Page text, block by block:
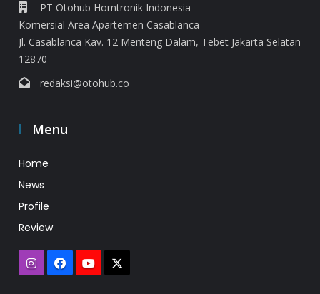
PT Otohub Homtronik Indonesia
Komersial Area Apartemen Casablanca
Jl. Casablanca Kav. 12 Menteng Dalam, Tebet Jakarta Selatan
12870
redaksi@otohub.co
Menu
Home
News
Profile
Review